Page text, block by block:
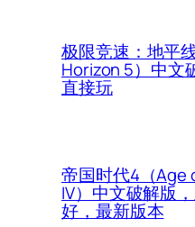
极限竞速：地平
Horizon 5）中文
直接玩
帝国时代4（Age
IV）中文破解版
好，最新版本